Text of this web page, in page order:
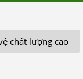
chất lượng cao